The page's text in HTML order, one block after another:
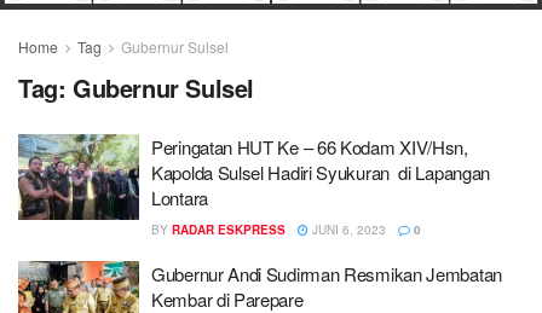
Home Tag Gubernur Sulsel
Tag: Gubernur Sulsel
Peringatan HUT Ke – 66 Kodam XIV/Hsn,
Kapolda Sulsel Hadiri Syukuran di Lapangan
Lontara
BY RADAR ESKPRESS JUNI 6, 2023 0
Gubernur Andi Sudirman Resmikan Jembatan
Kembar di Parepare